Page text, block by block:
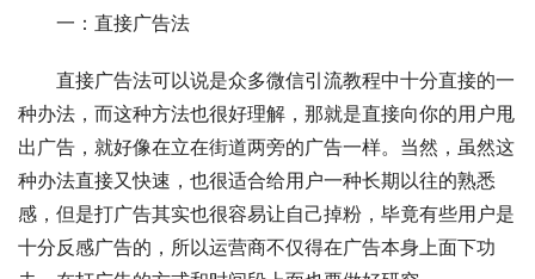
一：直接广告法
直接广告法可以说是众多微信引流教程中十分直接的一
种办法，而这种方法也很好理解，那就是直接向你的用户甩
出广告，就好像在立在街道两旁的广告一样。当然，虽然这
种办法直接又快速，也很适合给用户一种长期以往的熟悉
感，但是打广告其实也很容易让自己掉粉，毕竟有些用户是
十分反感广告的，所以运营商不仅得在广告本身上面下功